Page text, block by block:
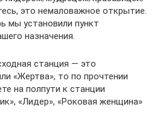
это немаловажное открытие.
мы установили пункт
назначения.
станция — это
«Жертва», то по прочтении
на полпути к станции
«Лидер», «Роковая женщина»